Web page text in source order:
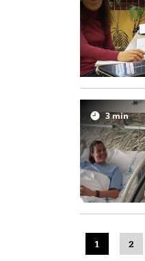
3min
1 2